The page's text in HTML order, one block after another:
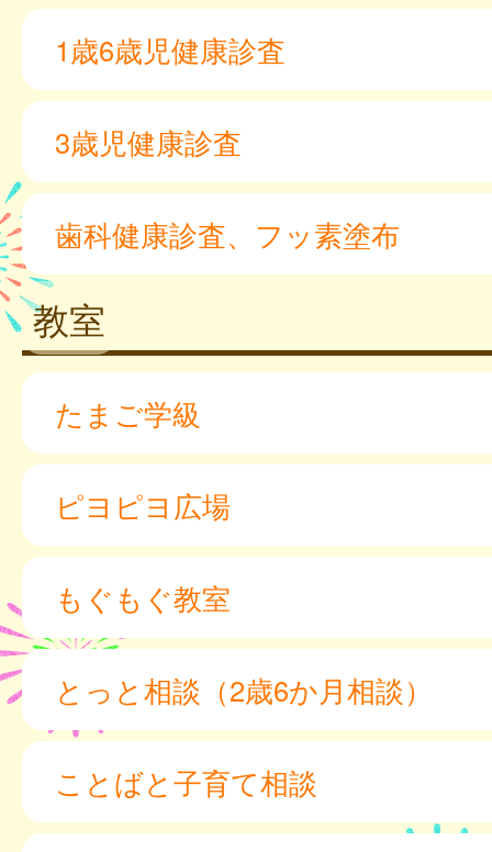
1歳6歳児健康診査
3歳児健康診査
歯科健康診査、フッ素塗布
教室
たまご学級
ピヨピヨ広場
もぐもぐ教室
とっと相談（2歳6か月相談）
ことばと子育て相談